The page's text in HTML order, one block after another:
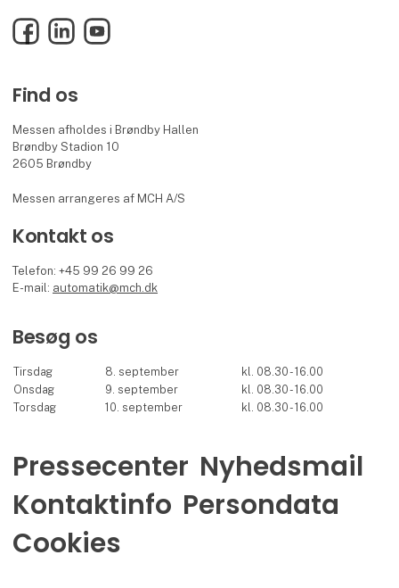
FacebookLinkedInYouTube
Find os
Messen afholdes i Brøndby Hallen
Brøndby Stadion 10
2605 Brøndby
Messen arrangeres af MCH A/S
Kontakt os
Telefon: +45 99 26 99 26
E-mail: automatik@mch.dk
Besøg os
Tirsdag 8. september
kl. 08.30 - 16.00
Onsdag
9. september
kl. 08.30 - 16.00
Torsdag
10. september kl. 08.30 - 16.00
Pressecenter Nyhedsmail
Kontaktinfo Persondata
Cookies